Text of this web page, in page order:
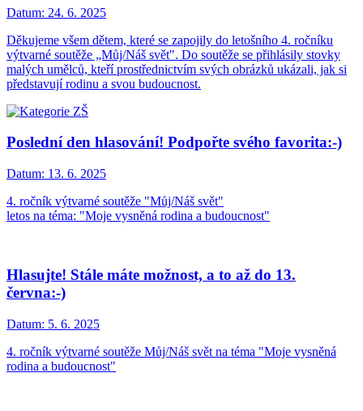
Datum: 24. 6. 2025
Děkujeme všem dětem, které se zapojily do letošního 4. ročníku
výtvarné soutěže „Můj/Náš svět". Do soutěže se přihlásily stovky
malých umělců, kteří prostřednictvím svých obrázků ukázali, jak si
představují rodinu a svou budoucnost.
Poslední den hlasování! Podpořte svého favorita:-)
Datum: 13. 6. 2025
4. ročník výtvarné soutěže "Můj/Náš svět"
letos na téma: "Moje vysněná rodina a budoucnost"
Hlasujte! Stále máte možnost, a to až do 13.
června:-)
Datum: 5. 6. 2025
4. ročník výtvarné soutěže Můj/Náš svět na téma "Moje vysněná
rodina a budoucnost"